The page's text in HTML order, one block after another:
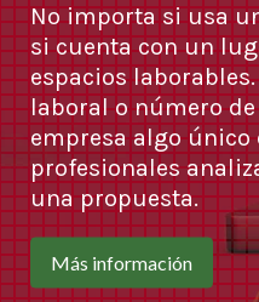
No importa si usa
si cuenta con un
espacios
laboral o número
empresa algo único
profesionales
una propuesta.
Más información